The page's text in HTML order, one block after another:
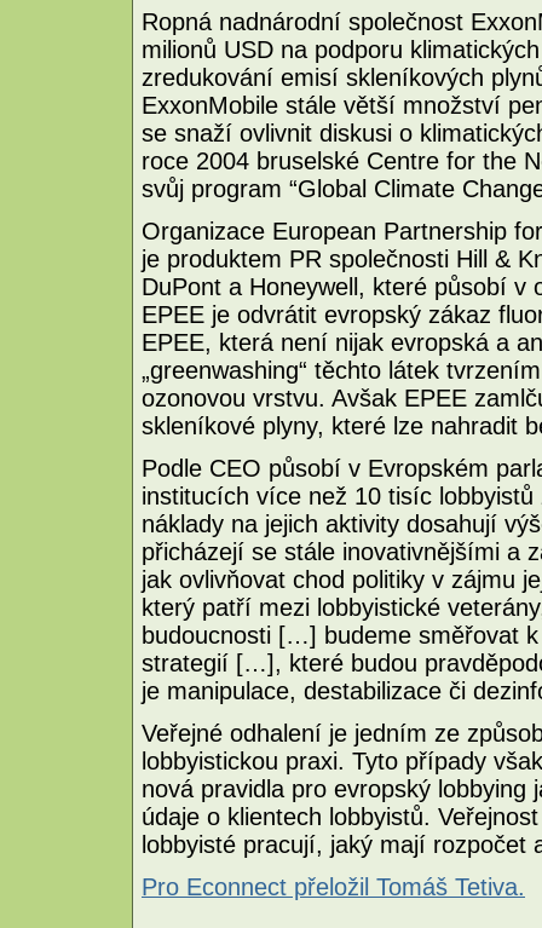
Ropná nadnárodní společnost
milionů USD na podporu
zredukování emisí skleníkových
ExxonMobile stále větší množství
se snaží ovlivnit diskusi o
roce 2004 bruselské Centre for the
svůj program “Global Climate
Organizace European Partnership
je produktem PR společnosti Hill &
DuPont a Honeywell, které působí v
EPEE je odvrátit evropský zákaz
EPEE, která není nijak evropská a
„greenwashing“ těchto látek
ozonovou vrstvu. Avšak EPEE
skleníkové plyny, které lze nahradit
Podle CEO působí v Evropském
institucích více než 10 tisíc
náklady na jejich aktivity dosahují
přicházejí se stále inovativnějšími a
jak ovlivňovat chod politiky v zájmu
který patří mezi lobbyistické
budoucnosti […] budeme směřovat
strategií […], které budou
je manipulace, destabilizace či
Veřejné odhalení je jedním ze
lobbyistickou praxi. Tyto případy
nová pravidla pro evropský
údaje o klientech lobbyistů.
lobbyisté pracují, jaký mají rozpočet
Pro Econnect přeložil Tomáš Tetiva.